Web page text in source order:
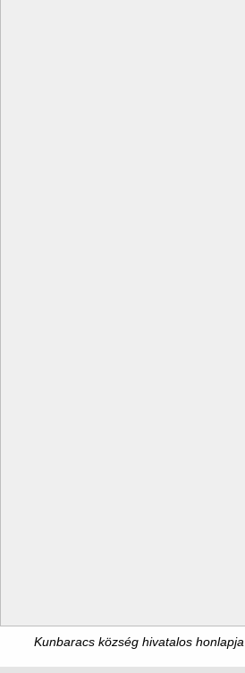
Kunbaracs község hivatalos honlapja